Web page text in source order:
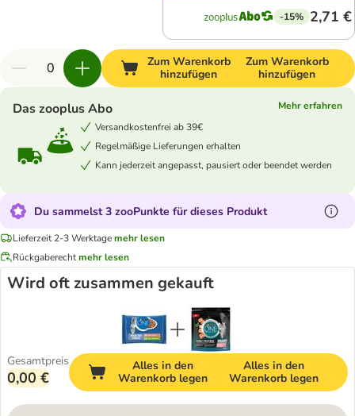
-15% 2,71 €
Zum Warenkorb
hinzufügen
Zum Warenkorb
hinzufügen
Das zooplus Abo
Mehr erfahren
Versandkostenfrei ab 39€
Regelmäßige Lieferungen erhalten
Kann jederzeit angepasst, pausiert oder beendet werden
Du sammelst 3 zooPunkte für dieses Produkt
Lieferzeit 2-3 Werktagemehr lesen
Rückgaberechtmehr lesen
Wird oft zusammen gekauft
Gesamtpreis
0,00 €
Alles in den
Warenkorb legen
Alles in den
Warenkorb legen